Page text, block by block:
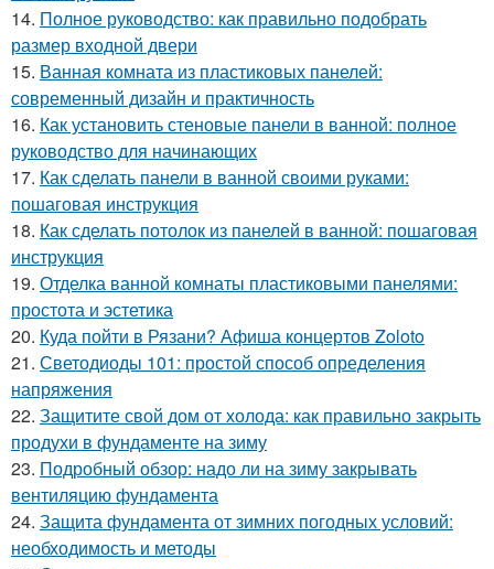
14. Полное руководство: как правильно подобрать
размер входной двери
15. Ванная комната из пластиковых панелей:
современный дизайн и практичность
16. Как установить стеновые панели в ванной: полное
руководство для начинающих
17. Как сделать панели в ванной своими руками:
пошаговая инструкция
18. Как сделать потолок из панелей в ванной: пошаговая
инструкция
19. Отделка ванной комнаты пластиковыми панелями:
простота и эстетика
20. Куда пойти в Рязани? Афиша концертов Zoloto
21. Светодиоды 101: простой способ определения
напряжения
22. Защитите свой дом от холода: как правильно закрыть
продухи в фундаменте на зиму
23. Подробный обзор: надо ли на зиму закрывать
вентиляцию фундамента
24. Защита фундамента от зимних погодных условий:
необходимость и методы